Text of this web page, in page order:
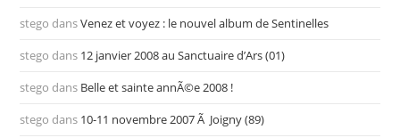
stego dansVenez et voyez : le nouvel album de Sentinelles
stego dans 12 janvier 2008 au Sanctuaire d’Ars (01)
stego dans Belle et sainte annÃ©e 2008 !
stego dans 10-11 novembre 2007 Ã Joigny (89)